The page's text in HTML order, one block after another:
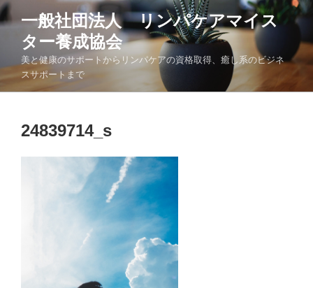
コ
ン
へ
一般社団法人 リンパケアマイス
ター養成協会
美と健康のサポートからリンパケアの資格取得、癒し系のビジネ
スサポートまで
24839714_s